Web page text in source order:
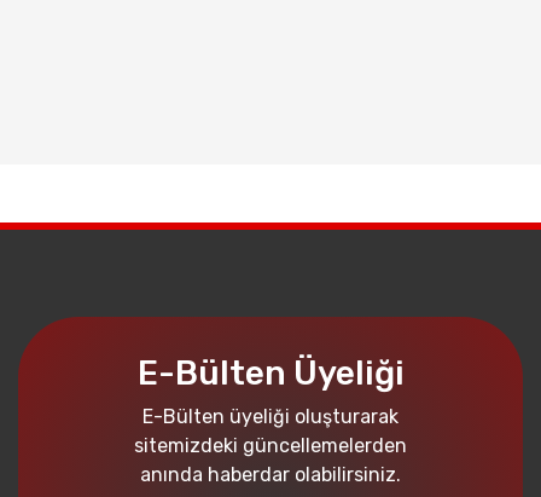
E-Bülten Üyeliği
E-Bülten üyeliği oluşturarak
sitemizdeki güncellemelerden
anında haberdar olabilirsiniz.